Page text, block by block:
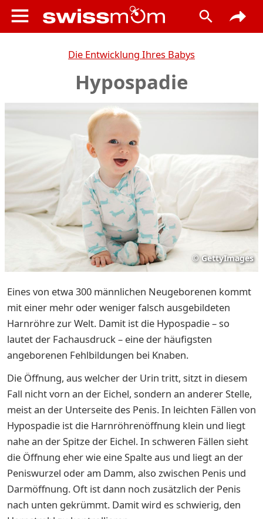
Die Entwicklung Ihres Babys
Hypospadie
© GettyImages
Eines von etwa 300 männlichen Neugeborenen kommt
mit einer mehr oder weniger falsch ausgebildeten
Harnröhre zur Welt. Damit ist die Hypospadie – so
lautet der Fachausdruck – eine der häufigsten
angeborenen Fehlbildungen bei Knaben.
Die Öffnung, aus welcher der Urin tritt, sitzt in diesem
Fall nicht vorn an der Eichel, sondern an anderer Stelle,
meist an der Unterseite des Penis. In leichten Fällen von
Hypospadie ist die Harnröhrenöffnung klein und liegt
nahe an der Spitze der Eichel. In schweren Fällen sieht
die Öffnung eher wie eine Spalte aus und liegt an der
Peniswurzel oder am Damm, also zwischen Penis und
Darmöffnung. Oft ist dann noch zusätzlich der Penis
nach unten gekrümmt. Damit wird es schwierig, den